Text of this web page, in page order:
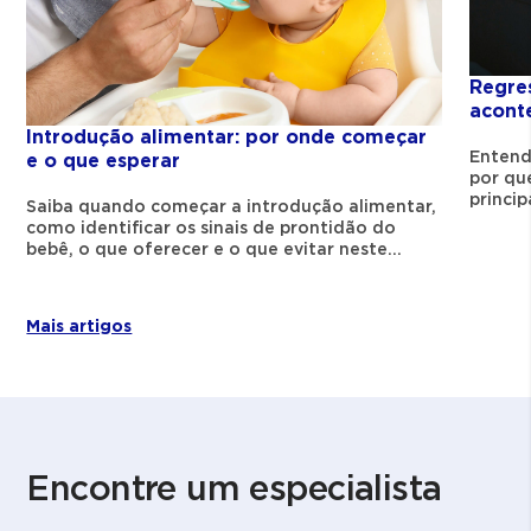
Frio ou calor em excesso
causam desconforto
A temperatura também pode influenciar no
bem-estar do bebê. Frio, calor excessivo ou
desconforto e irritação. Quando está com
frio, o bebê pode ficar com as mãos, os pés
irritações na pele.
adequadas ao clima são importantes para
manter o bebê tranquilo ao longo do dia.
Introdução alimentar: por onde começar
e o que esperar
Saiba quando começar a introdução alimentar,
como identificar os sinais de prontidão do
bebê, o que oferecer e o que evitar neste
por
Mais artigos
Encontre um especialista